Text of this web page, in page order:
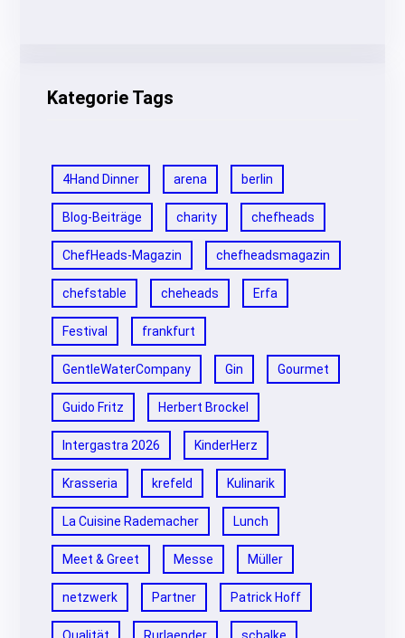
Kategorie Tags
4Hand Dinner arena berlin
Blog-Beiträge charity chefheads
ChefHeads-Magazin chefheadsmagazin
chefstable cheheads Erfa
Festival frankfurt
GentleWaterCompany Gin Gourmet
Guido Fritz Herbert Brockel
Intergastra 2026 KinderHerz
Krasseria krefeld Kulinarik
La Cuisine Rademacher Lunch
Meet & Greet Messe Müller
netzwerk Partner Patrick Hoff